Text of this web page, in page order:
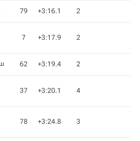
79 +3:16.1 2
7 +3:17.9 2
62 +3:19.4 2
37 +3:20.1 4
78 +3:24.8 3